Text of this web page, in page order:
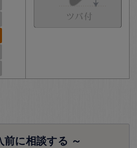
前に相談する ～